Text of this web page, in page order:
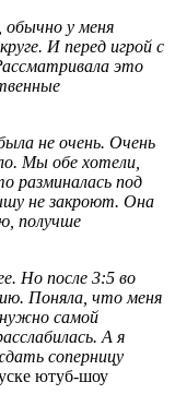
обычно у меня
И перед игрой с
это
не очень. Очень
Мы обе хотели,
под
не закроют. Она
получше
Но после 3:5 во
Поняла, что меня
самой
А я
соперницу
ютуб-шоу